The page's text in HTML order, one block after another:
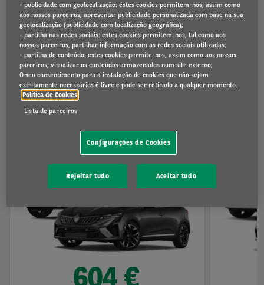
A ESCOLHA DA ARVAL
Utilitário
604 €
- publicidade com geolocalização: estes cookies permitem-nos, assim como
aos nossos parceiros, apresentar publicidade personalizada com base na sua
geolocalização (publicidade com localização geográfica);
- partilha nas redes sociais: estes cookies permitem-nos, tal como aos
nossos parceiros, partilhar informação com as redes sociais utilizadas;
- partilha de conteúdo: estes cookies permite-nos, assim como aos nossos
parceiros, visualizar os conteúdos armazenados num site externo;
O seu consentimento para a instalação de cookies que não sejam
estritamente necessários é livre e pode ser retirado a qualquer momento.
Política de Cookies
Lista de parceiros
Configurações de Cookies
Rejeitar tudo Aceitar tudo